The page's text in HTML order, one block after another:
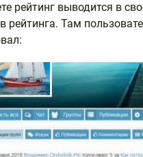
рейтинг выводится в
рейтинга. Там